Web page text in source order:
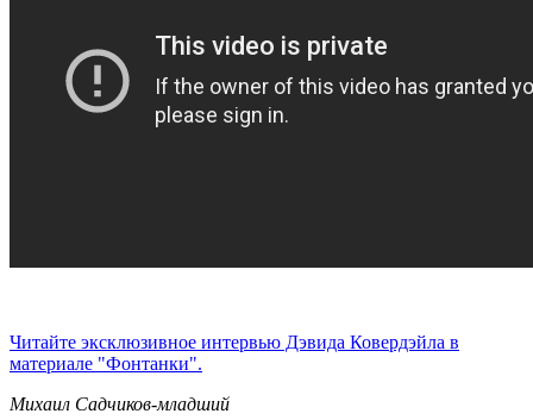
Читайте эксклюзивное интервью Дэвида Ковердэйла в
материале "Фонтанки".
Михаил Садчиков-младший